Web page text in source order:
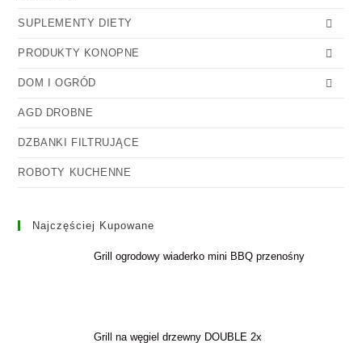
SUPLEMENTY DIETY
PRODUKTY KONOPNE
DOM I OGRÓD
AGD DROBNE
DZBANKI FILTRUJĄCE
ROBOTY KUCHENNE
Najczęściej Kupowane
Grill ogrodowy wiaderko mini BBQ przenośny
Grill na węgiel drzewny DOUBLE 2x